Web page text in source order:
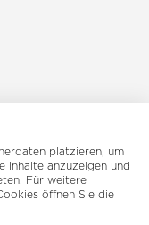
platzieren, um
Inhalte anzuzeigen und
Für weitere
öffnen Sie die